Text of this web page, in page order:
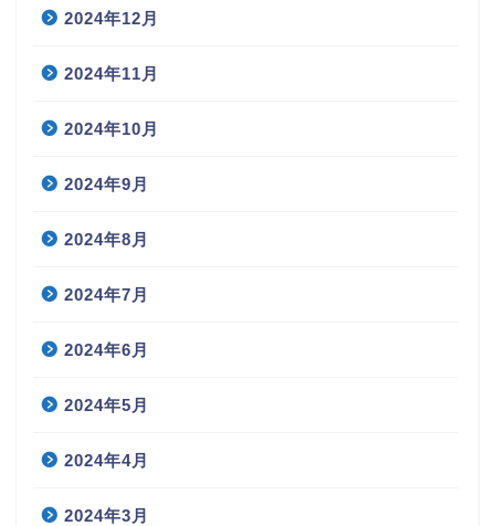
2024年12月
2024年11月
2024年10月
2024年9月
2024年8月
2024年7月
2024年6月
2024年5月
2024年4月
2024年3月